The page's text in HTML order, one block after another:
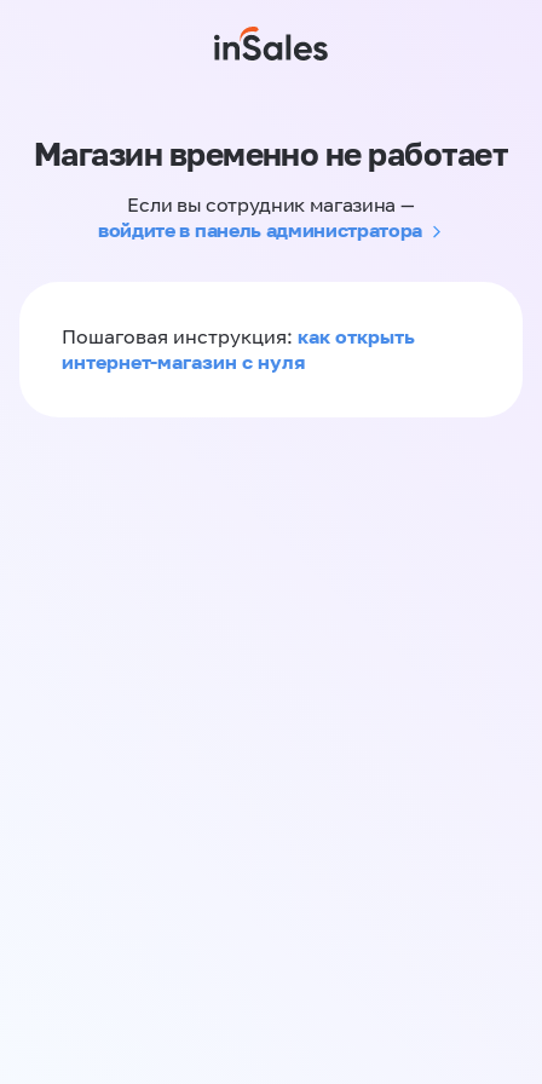
Магазин временно не работает
Если вы сотрудник магазина —
войдите в панель администратора
Пошаговая инструкция: как открыть
интернет-магазин с нуля